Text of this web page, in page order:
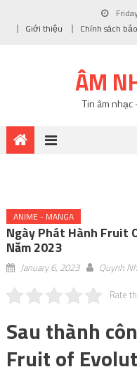
Giới thiệu
Chính sách
ÂM
Tin âm nhạc
ANIME - MANGA
Ngày Phát Hành Fruit
Năm 2023
January 6, 2023 Quynh
Rate
Sau thành
Fruit of